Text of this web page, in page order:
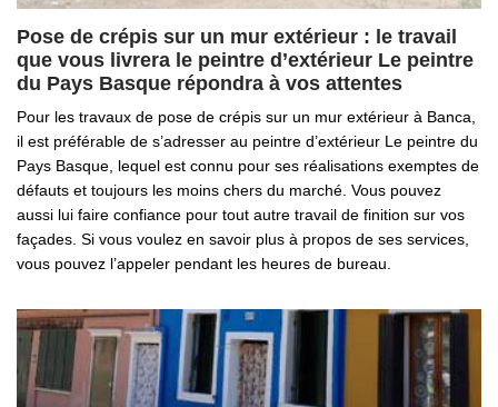
Pose de crépis sur un mur extérieur : le travail
que vous livrera le peintre d’extérieur Le peintre
du Pays Basque répondra à vos attentes
Pour les travaux de pose de crépis sur un mur extérieur à Banca,
il est préférable de s’adresser au peintre d’extérieur Le peintre du
Pays Basque, lequel est connu pour ses réalisations exemptes de
défauts et toujours les moins chers du marché. Vous pouvez
aussi lui faire confiance pour tout autre travail de finition sur vos
façades. Si vous voulez en savoir plus à propos de ses services,
vous pouvez l’appeler pendant les heures de bureau.